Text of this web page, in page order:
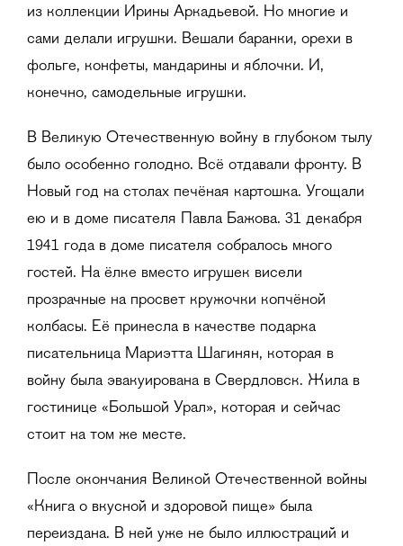
из коллекции Ирины Аркадьевой. Но многие и
сами делали игрушки. Вешали баранки, орехи в
фольге, конфеты, мандарины и яблочки. И,
конечно, самодельные игрушки.
В Великую Отечественную войну в глубоком тылу
было особенно голодно. Всё отдавали фронту. В
Новый год на столах печёная картошка. Угощали
ею и в доме писателя Павла Бажова. 31 декабря
1941 года в доме писателя собралось много
гостей. На ёлке вместо игрушек висели
прозрачные на просвет кружочки копчёной
колбасы. Её принесла в качестве подарка
писательница Мариэтта Шагинян, которая в
войну была эвакуирована в Свердловск. Жила в
гостинице «Большой Урал», которая и сейчас
стоит на том же месте.
После окончания Великой Отечественной войны
«Книга о вкусной и здоровой пище» была
переиздана. В ней уже не было иллюстраций и